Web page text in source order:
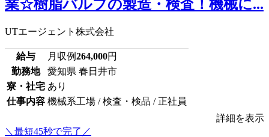
業☆樹脂バルブの製造・検査！機械に...
UTエージェント株式会社
給与 月収例264,000円
勤務地
愛知県 春日井市
寮・社宅 あり
仕事内容 機械系工場 / 検査・検品 / 正社員
詳細を表示
＼最短45秒で完了／